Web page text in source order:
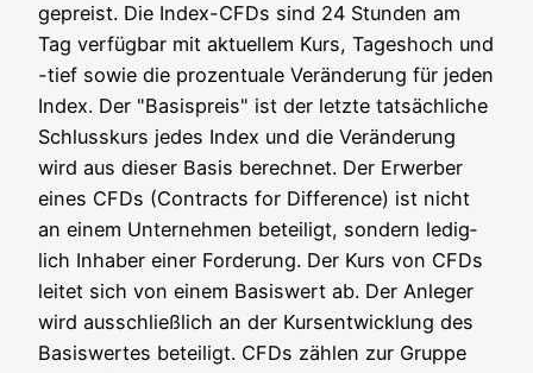
gepreist. Die Index-CFDs sind 24 Stun­den am
Tag ver­füg­bar mit aktu­el­lem Kurs, Tages­hoch und
-tief sowie die pro­zen­tua­le Ver­än­de­rung für jeden
Index. Der "Basis­preis" ist der letz­te tat­säch­li­che
Schluss­kurs jedes Index und die Ver­än­de­rung
wird aus die­ser Basis berech­net. Der Erwer­ber
eines CFDs (Con­tracts for Dif­fe­rence) ist nicht
an einem Unter­neh­men betei­ligt, son­dern ledig­
lich Inha­ber einer For­de­rung. Der Kurs von CFDs
lei­tet sich von einem Basis­wert ab. Der Anle­ger
wird aus­schließ­lich an der Kurs­ent­wick­lung des
Basis­wer­tes betei­ligt. CFDs zäh­len zur Grup­pe